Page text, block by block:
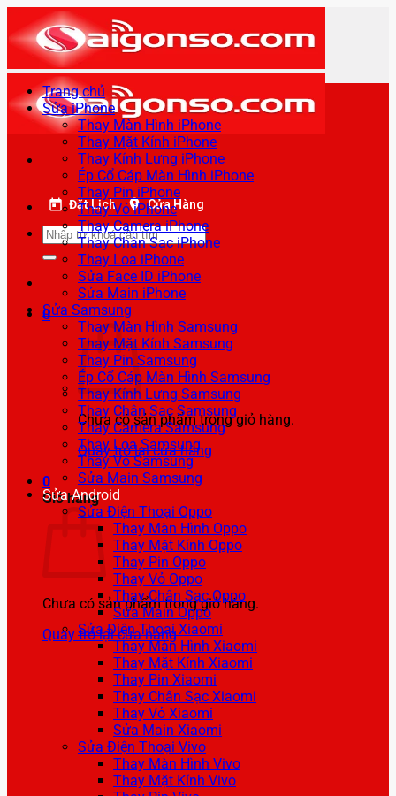
qua
nội
dung
Đặt Lịch Cửa Hàng
Tìm
kiếm:
0
Chưa có sản phẩm trong giỏ hàng.
Quay trở lại cửa hàng
0
Giỏ hàng
Chưa có sản phẩm trong giỏ hàng.
Quay trở lại cửa hàng
Trang chủ
Sửa iPhone
Thay Màn Hình iPhone
Thay Mặt Kính iPhone
Thay Kính Lưng iPhone
Ép Cổ Cáp Màn Hình iPhone
Thay Pin iPhone
Thay Vỏ iPhone
Thay Camera iPhone
Thay Chân Sạc iPhone
Thay Loa iPhone
Sửa Face ID iPhone
Sửa Main iPhone
Sửa Samsung
Thay Màn Hình Samsung
Thay Mặt Kính Samsung
Thay Pin Samsung
Ép Cổ Cáp Màn Hình Samsung
Thay Kính Lưng Samsung
Thay Chân Sạc Samsung
Thay Camera Samsung
Thay Loa Samsung
Thay Vỏ Samsung
Sửa Main Samsung
Sửa Android
Sửa Điện Thoại Oppo
Thay Màn Hình Oppo
Thay Mặt Kính Oppo
Thay Pin Oppo
Thay Vỏ Oppo
Thay Chân Sạc Oppo
Sửa Main Oppo
Sửa Điện Thoại Xiaomi
Thay Màn Hình Xiaomi
Thay Mặt Kính Xiaomi
Thay Pin Xiaomi
Thay Chân Sạc Xiaomi
Thay Vỏ Xiaomi
Sửa Main Xiaomi
Sửa Điện Thoại Vivo
Thay Màn Hình Vivo
Thay Mặt Kính Vivo